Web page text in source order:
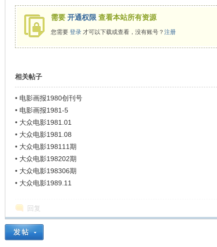
需要 开通权限 查看本站所有资源
您需要 登录才可以下载或查看，没有账号？ 注册
相关帖子
• 电影画报1980创刊号
• 电影画报1981-5
• 大众电影1981.01
• 大众电影1981.08
• 大众电影198111期
• 大众电影198202期
• 大众电影198306期
• 大众电影1989.11
回复